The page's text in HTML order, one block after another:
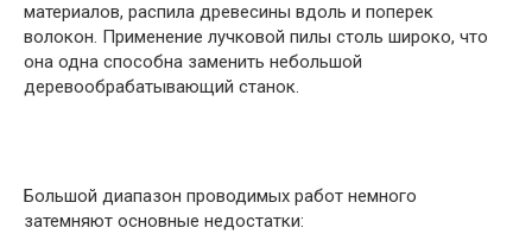
материалов, распила древесины вдоль и поперек
волокон. Применение лучковой пилы столь широко, что
она одна способна заменить небольшой
деревообрабатывающий станок.
Большой диапазон проводимых работ немного
затемняют основные недостатки: